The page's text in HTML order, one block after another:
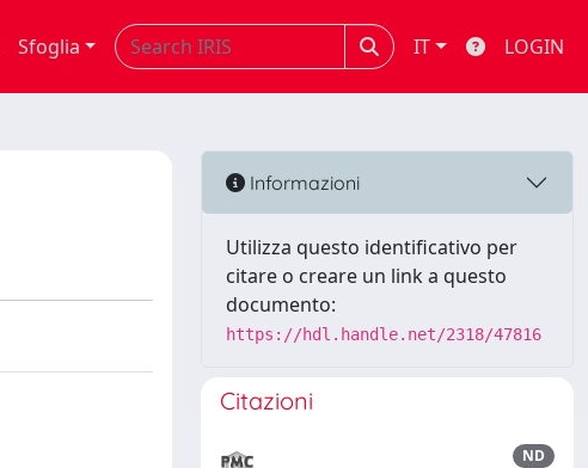
Sfoglia IT LOGIN
Informazioni
Utilizza questo identificativo per
citare o creare un link a questo
documento:
https://hdl.handle.net/2318/47816
Citazioni
ND